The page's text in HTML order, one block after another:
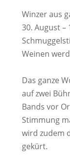
Winzer aus
30. August –
Weinen
Das ganze
auf zwei
Bands vor
Stimmung
wird zudem
gekürt.